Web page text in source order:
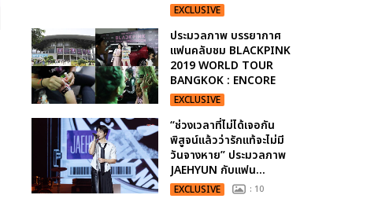
EXCLUSIVE
ประมวลภาพ บรรยากาศ
แฟนคลับชม BLACKPINK
2019 WORLD TOUR
BANGKOK : ENCORE
EXCLUSIVE
“ช่วงเวลาที่ไม่ได้เจอกัน
พิสูจน์แล้วว่ารักแท้จะไม่มี
วันจางหาย” ประมวลภาพ
JAEHYUN กับแฟน...
EXCLUSIVE : 10